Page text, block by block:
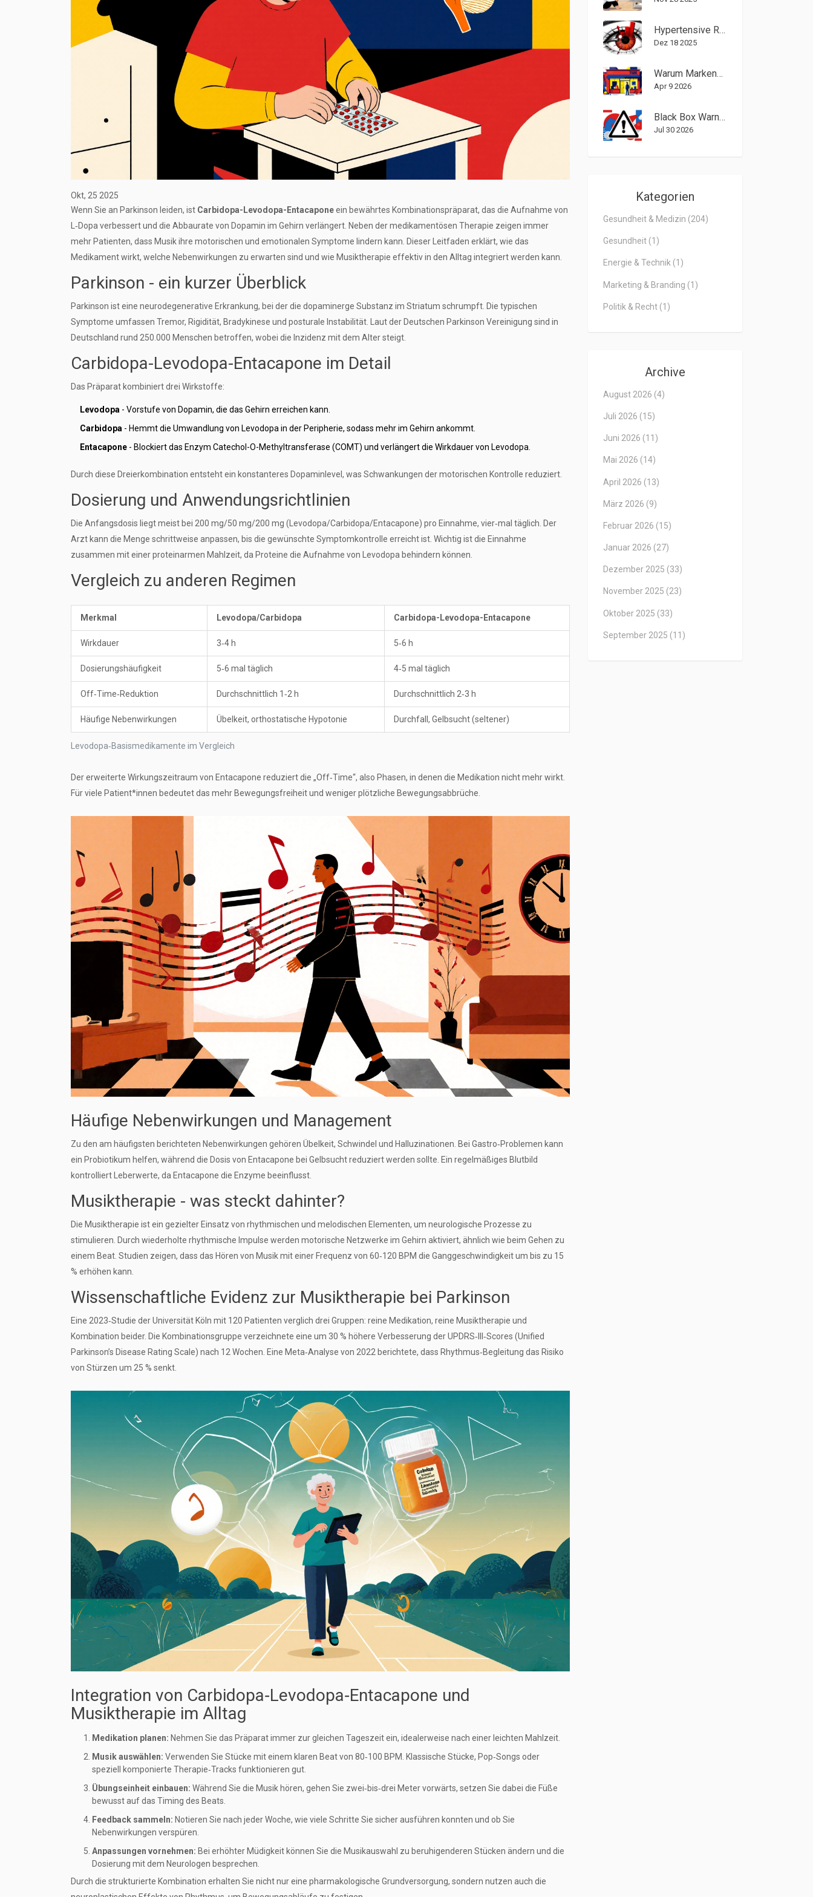
Okt, 25 2025
Wenn Sie an Parkinson leiden, ist Carbidopa-Levodopa-Entacaponeein bewährtes Kombinationspräparat, das die Aufnahme von
L‑Dopa verbessert und die Abbaurate von Dopamin im Gehirn verlängert . Neben der medikamentösen Therapie zeigen immer
mehr Patienten, dass Musik ihre motorischen und emotionalen Symptome lindern kann. Dieser Leitfaden erklärt, wie das
Medikament wirkt, welche Nebenwirkungen zu erwarten sind und wie Musiktherapie effektiv in den Alltag integriert werden kann.
Parkinson - ein kurzer Überblick
Parkinson ist eine neurodegenerative Erkrankung, bei der die dopaminerge Substanz im Striatum schrumpft. Die typischen
Symptome umfassen Tremor, Rigidität, Bradykinese und posturale Instabilität. Laut der Deutschen Parkinson Vereinigung sind in
Deutschland rund 250.000 Menschen betroffen, wobei die Inzidenz mit dem Alter steigt.
Carbidopa-Levodopa-Entacapone im Detail
Das Präparat kombiniert drei Wirkstoffe:
Levodopa - Vorstufe von Dopamin, die das Gehirn erreichen kann.
Carbidopa - Hemmt die Umwandlung von Levodopa in der Peripherie, sodass mehr im Gehirn ankommt.
Entacapone - Blockiert das Enzym Catechol-O-Methyltransferase (COMT) und verlängert die Wirkdauer von Levodopa.
Durch diese Dreierkombination entsteht ein konstanteres Dopaminlevel, was Schwankungen der motorischen Kontrolle reduziert.
Dosierung und Anwendungsrichtlinien
Die Anfangsdosis liegt meist bei 200 mg/50 mg/200 mg (Levodopa/Carbidopa/Entacapone) pro Einnahme, vier‑mal täglich. Der
Arzt kann die Menge schrittweise anpassen, bis die gewünschte Symptomkontrolle erreicht ist. Wichtig ist die Einnahme
zusammen mit einer proteinarmen Mahlzeit, da Proteine die Aufnahme von Levodopa behindern können.
Vergleich zu anderen Regimen
Levodopa‑Basismedikamente im Vergleich
Merkmal Levodopa/Carbidopa Carbidopa-Levodopa-Entacapone
Wirkdauer 3‑4 h 5‑6 h
Dosierungshäufigkeit 5‑6 mal täglich 4‑5 mal täglich
Off‑Time‑Reduktion Durchschnittlich 1‑2 h Durchschnittlich 2‑3 h
Häufige Nebenwirkungen Übelkeit, orthostatische Hypotonie Durchfall, Gelbsucht (seltener)
Der erweiterte Wirkungszeitraum von Entacapone reduziert die „Off‑Time“, also Phasen, in denen die Medikation nicht mehr wirkt.
Für viele Patient*innen bedeutet das mehr Bewegungsfreiheit und weniger plötzliche Bewegungsabbrüche.
Häufige Nebenwirkungen und Management
Zu den am häufigsten berichteten Nebenwirkungen gehören Übelkeit, Schwindel und Halluzinationen. Bei Gastro‑Problemen kann
ein Probiotikum helfen, während die Dosis von Entacapone bei Gelbsucht reduziert werden sollte. Ein regelmäßiges Blutbild
kontrolliert Leberwerte, da Entacapone die Enzyme beeinflusst.
Musiktherapie - was steckt dahinter?
Die Musiktherapie ist ein gezielter Einsatz von rhythmischen und melodischen Elementen, um neurologische Prozesse zu
stimulieren. Durch wiederholte rhythmische Impulse werden motorische Netzwerke im Gehirn aktiviert, ähnlich wie beim Gehen zu
einem Beat. Studien zeigen, dass das Hören von Musik mit einer Frequenz von 60‑120 BPM die Ganggeschwindigkeit um bis zu 15
% erhöhen kann.
Wissenschaftliche Evidenz zur Musiktherapie bei Parkinson
Eine 2023‑Studie der Universität Köln mit 120 Patienten verglich drei Gruppen: reine Medikation, reine Musiktherapie und
Kombination beider. Die Kombinationsgruppe verzeichnete eine um 30 % höhere Verbesserung der UPDRS‑III‑Scores (Unified
Parkinson’s Disease Rating Scale) nach 12 Wochen. Eine Meta‑Analyse von 2022 berichtete, dass Rhythmus‑Begleitung das Risiko
von Stürzen um 25 % senkt.
Integration von Carbidopa‑Levodopa‑Entacapone und
Musiktherapie im Alltag
Medikation planen: Nehmen Sie das Präparat immer zur gleichen Tageszeit ein, idealerweise nach einer leichten Mahlzeit.
Musik auswählen: Verwenden Sie Stücke mit einem klaren Beat von 80‑100 BPM. Klassische Stücke, Pop‑Songs oder
speziell komponierte Therapie‑Tracks funktionieren gut.
Übungseinheit einbauen: Während Sie die Musik hören, gehen Sie zwei‑bis‑drei Meter vorwärts, setzen Sie dabei die Füße
bewusst auf das Timing des Beats.
Feedback sammeln: Notieren Sie nach jeder Woche, wie viele Schritte Sie sicher ausführen konnten und ob Sie
Nebenwirkungen verspüren.
Anpassungen vornehmen: Bei erhöhter Müdigkeit können Sie die Musikauswahl zu beruhigenderen Stücken ändern und die
Dosierung mit dem Neurologen besprechen.
Durch die strukturierte Kombination erhalten Sie nicht nur eine pharmakologische Grundversorgung, sondern nutzen auch die
Hypertensive Retinopathy: Wie hoher Blutdruck das Auge schädigt
Dez 18 2025
Warum Markenstabilität gewinnt: Wann Konsistenz besser ist als Anpassung
Apr 9 2026
Black Box Warnung: Was das stärkste FDA-Sicherheitssignal wirklich bedeutet
Jul 30 2026
Kategorien
Gesundheit & Medizin (204)
Gesundheit (1)
Energie & Technik (1)
Marketing & Branding (1)
Politik & Recht (1)
Archive
August 2026 (4)
Juli 2026 (15)
Juni 2026 (11)
Mai 2026 (14)
April 2026 (13)
März 2026 (9)
Februar 2026 (15)
Januar 2026 (27)
Dezember 2025 (33)
November 2025 (23)
Oktober 2025 (33)
September 2025 (11)